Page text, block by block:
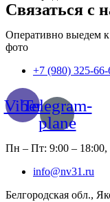
Связаться с
Оперативно выедем
фото
+7 (980) 325-66-
ViberTelegram-
plane
Пн – Пт: 9:00 –
info@nv31.ru
Белгородская обл.,